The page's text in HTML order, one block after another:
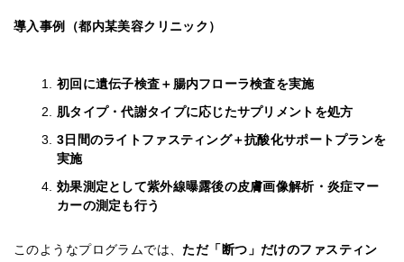
導入事例（都内某美容クリニック）
初回に遺伝子検査＋腸内フローラ検査を実施
肌タイプ・代謝タイプに応じたサプリメントを処方
3日間のライトファスティング＋抗酸化サポートプランを
実施
効果測定として紫外線曝露後の皮膚画像解析・炎症マー
カーの測定も行う
このようなプログラムでは、ただ「断つ」だけのファスティン